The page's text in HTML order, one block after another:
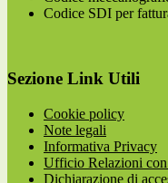
Codice SDI per
Sezione Link Utili
Cookie policy
Note legali
Informativa Privacy
Ufficio Relazioni
Dichiarazione di